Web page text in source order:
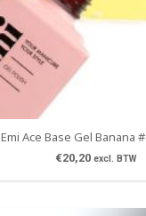
Emi Ace Base Gel Banana
€20,20 excl. BTW